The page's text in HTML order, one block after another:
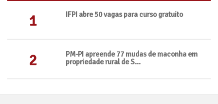
1 IFPI abre 50 vagas para curso gratuito
2
PM-PI apreende 77 mudas de maconha em
propriedade rural de S...